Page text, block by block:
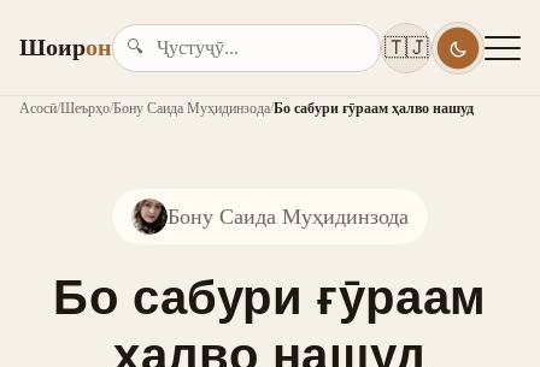
Шоирон 🔍 🇹🇯
Асосӣ/Шеърҳо/Бону Саида Муҳидинзода/Бо сабури ғӯраам ҳалво нашуд
Бону Саида Муҳидинзода
Бо сабури ғӯраам
ҳалво нашуд